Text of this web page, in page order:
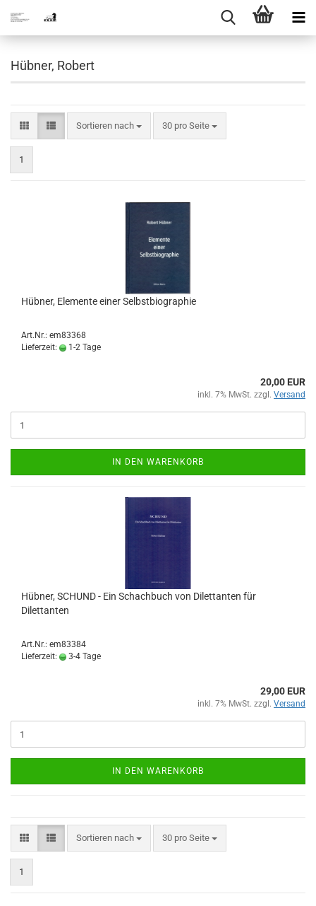
Hübner, Robert
Sortieren nach
Sortieren nach 30 pro Seite
pro Seite
1
Hübner, Elemente einer Selbstbiographie
Art.Nr.: em83368
Lieferzeit:
1-2 Tage
20,00 EUR
inkl. 7% MwSt. zzgl. Versand
IN DEN WARENKORB
Hübner, SCHUND - Ein Schachbuch von Dilettanten für
Dilettanten
Art.Nr.: em83384
Lieferzeit:
3-4 Tage
29,00 EUR
inkl. 7% MwSt. zzgl. Versand
IN DEN WARENKORB
Sortieren nach
Sortieren nach 30 pro Seite
pro Seite
1